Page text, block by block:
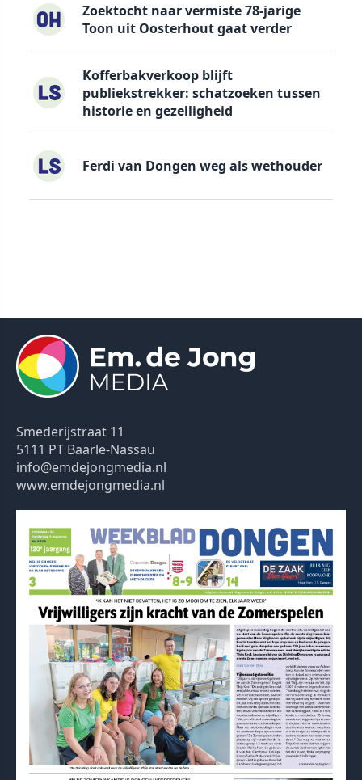
Zoektocht naar vermiste 78-jarige
Toon uit Oosterhout gaat verder
Kofferbakverkoop blijft
publiekstrekker: schatzoeken tussen
historie en gezelligheid
Ferdi van Dongen weg als wethouder
Smederijstraat 11
5111 PT Baarle-Nassau
info@emdejongmedia.nl
www.emdejongmedia.nl